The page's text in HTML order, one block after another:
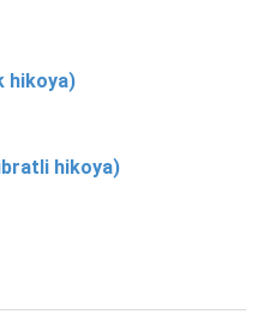
hikoya)
hikoya)